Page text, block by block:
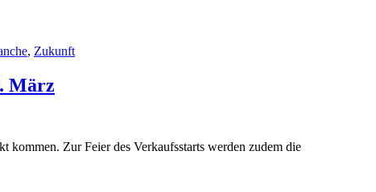
, Zukunft
März
Zur Feier des Verkaufsstarts werden zudem die